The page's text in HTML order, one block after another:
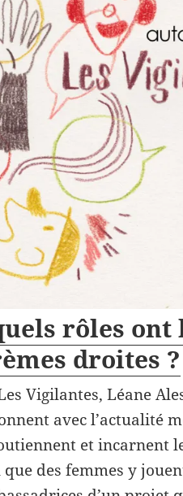
rôles ont
droites ?
Vigilantes, Léane
avec l’actualité
et incarnent
des femmes y